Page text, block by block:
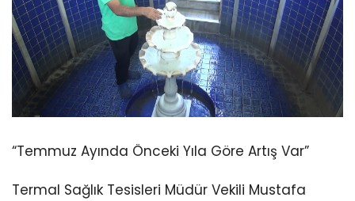
“Temmuz Ayında Önceki Yıla Göre Artış Var”
Termal Sağlık Tesisleri Müdür Vekili Mustafa